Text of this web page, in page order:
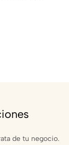
de tu negocio.